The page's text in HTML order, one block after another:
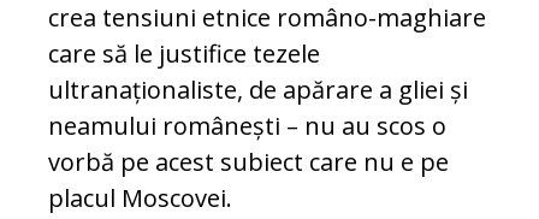
crea tensiuni etnice româno-maghiare
care să le justifice tezele
ultranaționaliste, de apărare a gliei și
neamului românești – nu au scos o
vorbă pe acest subiect care nu e pe
placul Moscovei.